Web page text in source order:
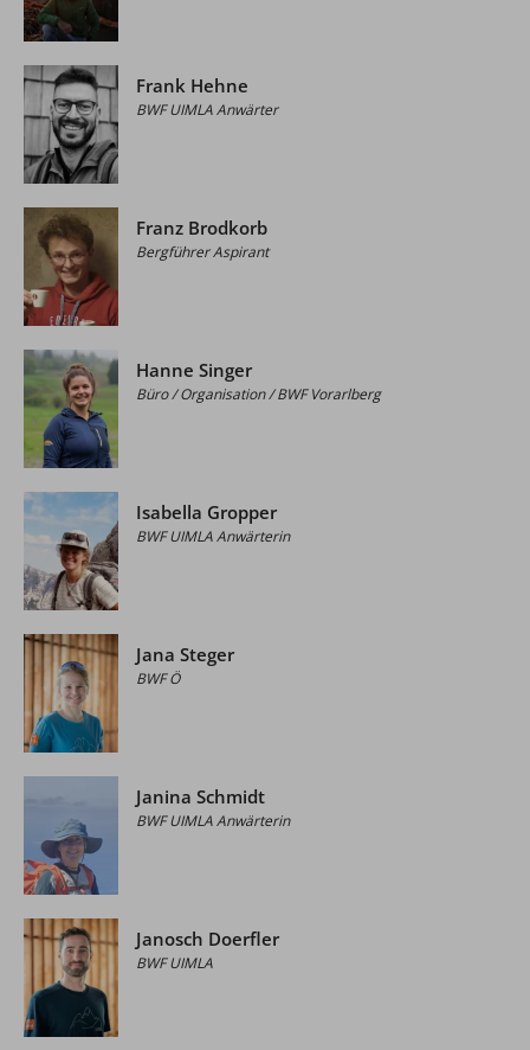
Frank Hehne
BWF UIMLA Anwärter
Franz Brodkorb
Bergführer Aspirant
Hanne Singer
Büro / Organisation / BWF Vorarlberg
Isabella Gropper
BWF UIMLA Anwärterin
Jana Steger
BWF Ö
Janina Schmidt
BWF UIMLA Anwärterin
Janosch Doerfler
BWF UIMLA